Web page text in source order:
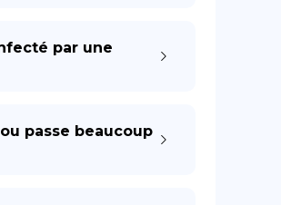
par une
passe beaucoup